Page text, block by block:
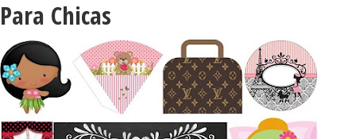
Para Chicas